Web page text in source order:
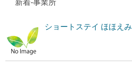
新着-事業所
ショートステイ ほほえみ